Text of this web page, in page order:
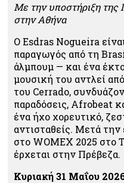
Με την υποστήριξη της
στην Αθήνα
Ο Esdras Nogueira
παραγωγός από τη
άλμπουμ — και ένα
μουσική του αντλεί
του Cerrado,
παραδόσεις, Afrobeat
ένα ήχο χορευτικό,
αντισταθείς. Μετά
στο WOMEX 2025 στο
έρχεται στην Πρέβεζα.
Κυριακή 31 Μαΐου